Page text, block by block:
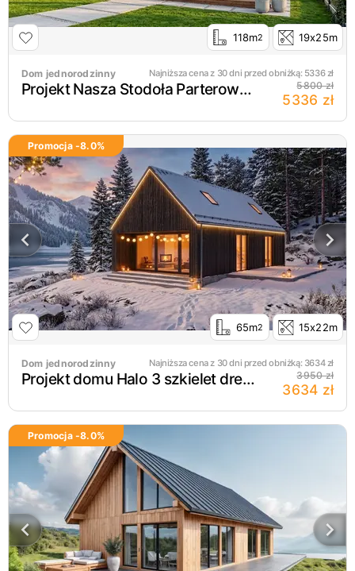
118m2 19x25m
Dom jednorodzinny Najniższa cena z 30 dni przed obniżką: 5336zł
Projekt Nasza Stodoła Parterowa szkielet drewniany 5800 zł
5336 zł
Promocja -8.0%
65m2 15x22m
Dom jednorodzinny Najniższa cena z 30 dni przed obniżką: 3634zł
Projekt domu Halo 3 szkielet drewniany 3950 zł
3634 zł
Promocja -8.0%